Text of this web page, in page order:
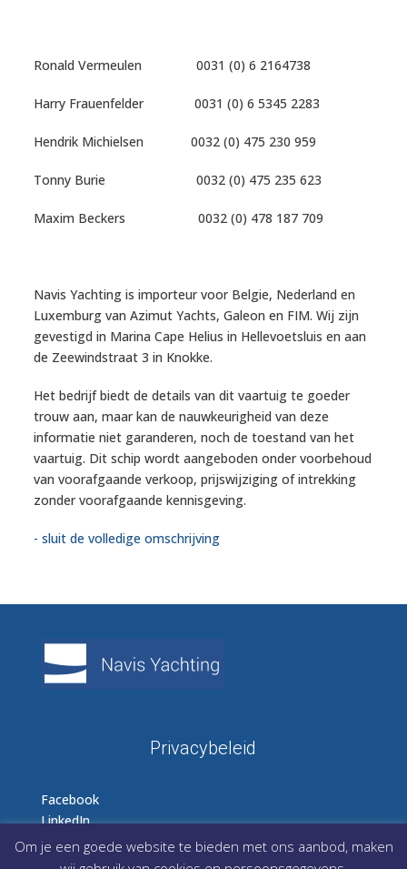
Ronald Vermeulen 0031 (0) 6 2164738
Harry Frauenfelder 0031 (0) 6 5345 2283
Hendrik Michielsen 0032 (0) 475 230 959
Tonny Burie 0032 (0) 475 235 623
Maxim Beckers 0032 (0) 478 187 709
Navis Yachting is importeur voor Belgie, Nederland en
Luxemburg van Azimut Yachts, Galeon en FIM. Wij zijn
gevestigd in Marina Cape Helius in Hellevoetsluis en aan
de Zeewindstraat 3 in Knokke.
Het bedrijf biedt de details van dit vaartuig te goeder
trouw aan, maar kan de nauwkeurigheid van deze
informatie niet garanderen, noch de toestand van het
vaartuig. Dit schip wordt aangeboden onder voorbehoud
van voorafgaande verkoop, prijswijziging of intrekking
zonder voorafgaande kennisgeving.
- sluit de volledige omschrijving
Privacybeleid
Facebook
LinkedIn
Instagram
Om je een goede website te bieden met ons aanbod, maken